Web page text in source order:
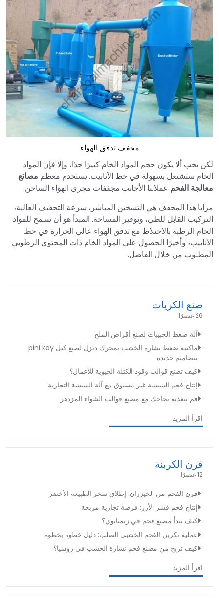
مجفف تدفق الهواء
لكن يجب ألا يكون حجم المواد الخام كبيرًا جدًا، وإلا فإن المواد
الخام ستشتعل بسهولة في خط الأنابيب. يستخدم معظم مصانع
معالجة الفحم عملائنا الأجانب مجففات مجرى الهواء الساخن.
مزايا هذا المجفف هي التسخين المباشر، سرعة التجفيف العالية،
التركيب القابل للطي، وتوفير المساحة. المبدأ هو أن تسمح للمواد
الخام الرطبة بالاختلاط مع تدفق الهواء عالي الحرارة في خط
الأنابيب، وأخيرًا الحصول على المواد الخام ذات المحتوى الرطوبي
المطلوب من خلال الفاصل.
صنع الكريات
26 عنصرًا
آلة ضغط الحبيبات لصنع أقراص الملح
ماكينة ضغط نشارة الخشب بمحرك ديزل لصنع كتل pini kay
بتصاميم جديدة
كيف تصنع قوالب وقود الكتلة الحيوية للأعمال؟
إنتاج فحم الشيشة غير مسبوق مع آلة الشيشة التجارية
قم بتغذية نجاحك مع مصنع قوالب الشواء المزدهر
اقرأ المزيد
فرن الكربنة
12 عنصرًا
فرن الفحم من الخيزران: إطلاق سحر الطبيعة الأخضر
إنتاج فحم قشر الأرز: فرصة تجارية مربحة
كيف تبدأ مصنع فحم في زيمبابوي؟
عملية تكربن الفحم الخشبي الصلب: دليل خطوة بخطوة
كيف تربح من مصنع فحم نشارة الخشب في روسيا؟
اقرأ المزيد